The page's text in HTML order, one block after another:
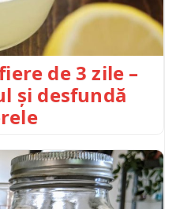
de 3 zile –
și desfundă